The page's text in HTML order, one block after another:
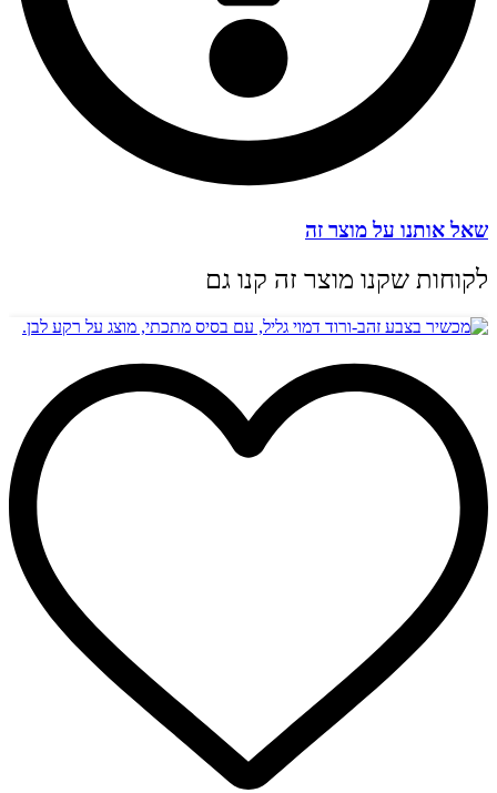
שאל אותנו על מוצר זה
לקוחות שקנו מוצר זה קנו גם